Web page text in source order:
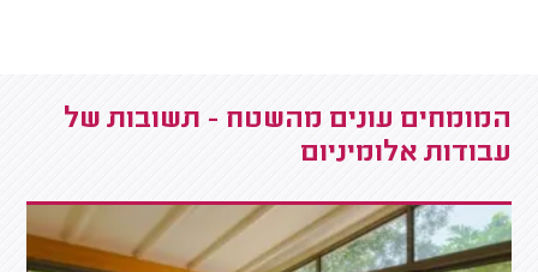
המומחים עונים מהשטח - תשובות של
עבודות אלומיניום